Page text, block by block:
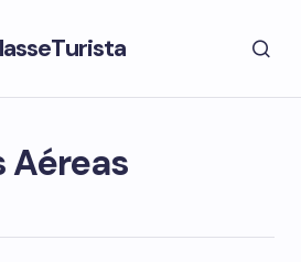
Aéreas